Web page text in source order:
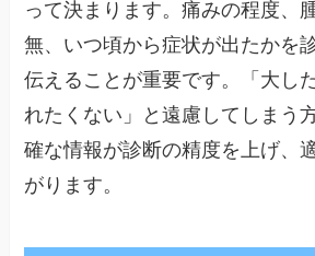
って決まります。痛みの程度、
無、いつ頃から症状が出たかを
伝えることが重要です。「大し
れたくない」と遠慮してしまう
確な情報が診断の精度を上げ、
がります。